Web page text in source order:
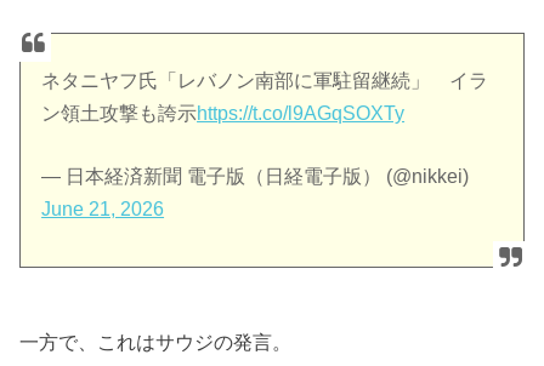
ネタニヤフ氏「レバノン南部に軍駐留継続」 イラ
ン領土攻撃も誇示https://t.co/l9AGqSOXTy
— 日本経済新聞 電子版（日経電子版） (@nikkei)
June 21, 2026
一方で、これはサウジの発言。